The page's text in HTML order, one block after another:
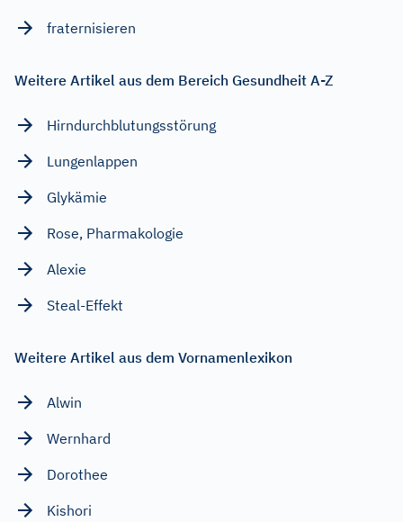
fraternisieren
Weitere Artikel aus dem Bereich Gesundheit A-Z
Hirndurchblutungsstörung
Lungenlappen
Glykämie
Rose, Pharmakologie
Alexie
Steal-Effekt
Weitere Artikel aus dem Vornamenlexikon
Alwin
Wernhard
Dorothee
Kishori